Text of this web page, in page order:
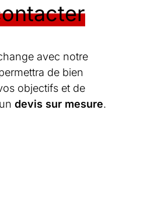
avec notre
de bien
objectifs et de
devis sur mesure.